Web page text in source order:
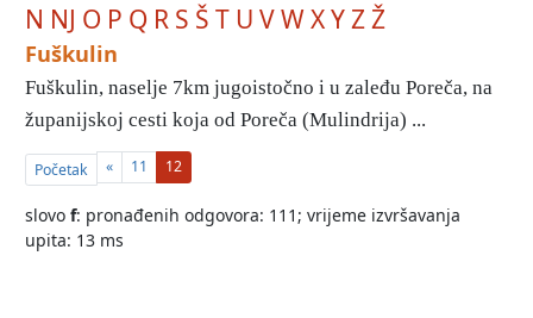
N NJ O P Q R S Š T U VWXYZŽ
Fuškulin
Fuškulin, naselje 7km jugoistočno i u zaleđu Poreča, na
županijskoj cesti koja od Poreča (Mulindrija) ...
Početak « 11 12
slovo f: pronađenih odgovora: 111; vrijeme izvršavanja
upita: 13 ms